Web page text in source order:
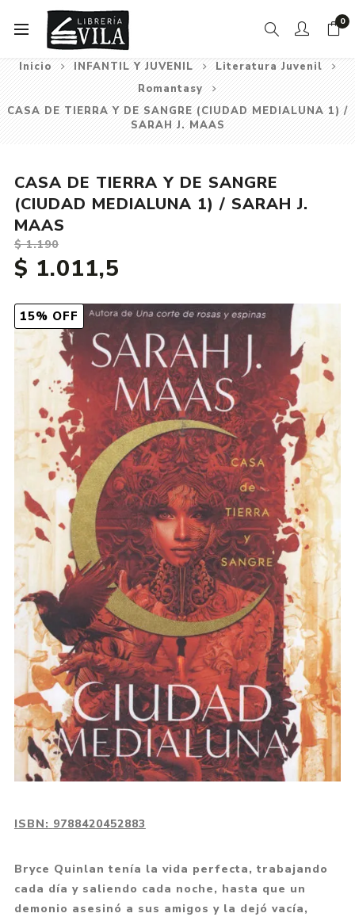
0
Inicio INFANTIL Y JUVENIL
Literatura Juvenil
Romantasy
CASA DE TIERRA Y DE SANGRE (CIUDAD MEDIALUNA 1) /
SARAH J. MAAS
15% OFF
CASA DE TIERRA Y DE SANGRE
(CIUDAD MEDIALUNA 1) / SARAH J.
MAAS
$ 1.190
$ 1.011,5
ISBN: 9788420452883
Bryce Quinlan tenía la vida perfecta, trabajando
cada día y saliendo cada noche, hasta que un
demonio asesinó a sus amigos y la dejó vacía,